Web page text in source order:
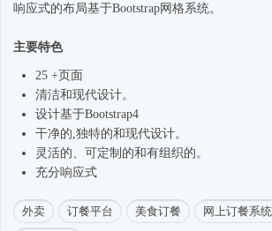
响应式的布局基于Bootstrap网格系统。
主要特色
25 +页面
清洁和现代设计。
设计基于Bootstrap4
干净的,独特的和现代设计。
灵活的、可定制的和有组织的。
充分响应式
外卖 订餐平台 美食订餐 网上订餐系统